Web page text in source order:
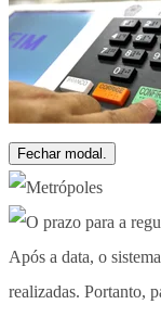
Fechar modal.